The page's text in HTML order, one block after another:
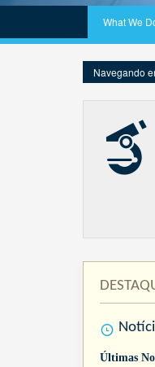
What We
Navegando
Últimas